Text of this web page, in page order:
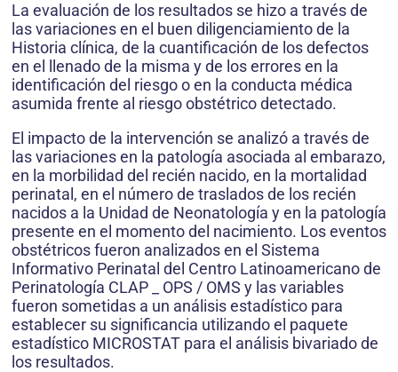
La evaluación de los resultados se hizo a través de
las variaciones en el buen diligenciamiento de la
Historia clínica, de la cuantificación de los defectos
en el llenado de la misma y de los errores en la
identificación del riesgo o en la conducta médica
asumida frente al riesgo obstétrico detectado.
El impacto de la intervención se analizó a través de
las variaciones en la patología asociada al embarazo,
en la morbilidad del recién nacido, en la mortalidad
perinatal, en el número de traslados de los recién
nacidos a la Unidad de Neonatología y en la patología
presente en el momento del nacimiento. Los eventos
obstétricos fueron analizados en el Sistema
Informativo Perinatal del Centro Latinoamericano de
Perinatología CLAP _ OPS / OMS y las variables
fueron sometidas a un análisis estadístico para
establecer su significancia utilizando el paquete
estadístico MICROSTAT para el análisis bivariado de
los resultados.